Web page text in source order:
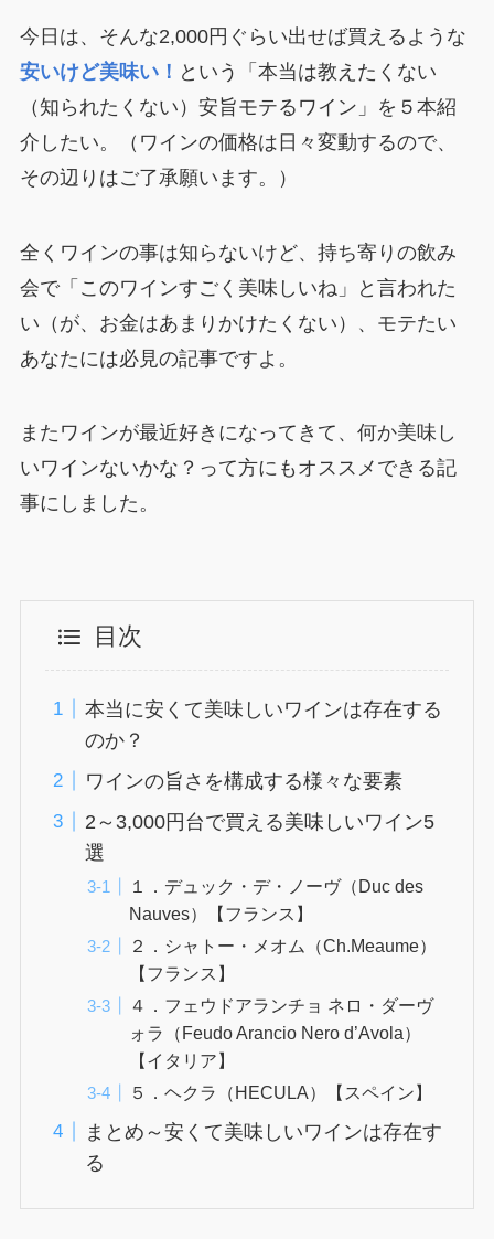
今日は、そんな2,000円ぐらい出せば買えるような
安いけど美味い！ という「本当は教えたくない
（知られたくない）安旨モテるワイン」を５本紹
介したい。（ワインの価格は日々変動するので、
その辺りはご了承願います。）
全くワインの事は知らないけど、持ち寄りの飲み
会で「このワインすごく美味しいね」と言われた
い（が、お金はあまりかけたくない）、モテたい
あなたには必見の記事ですよ。
またワインが最近好きになってきて、何か美味し
いワインないかな？って方にもオススメできる記
事にしました。
目次
本当に安くて美味しいワインは存在する
のか？
ワインの旨さを構成する様々な要素
2～3,000円台で買える美味しいワイン5
選
１．デュック・デ・ノーヴ（Duc des
Nauves）【フランス】
２．シャトー・メオム（Ch.Meaume）
【フランス】
４．フェウドアランチョ ネロ・ダーヴ
ォラ（Feudo Arancio Nero d’Avola）
【イタリア】
５．ヘクラ（HECULA）【スペイン】
まとめ～安くて美味しいワインは存在す
る